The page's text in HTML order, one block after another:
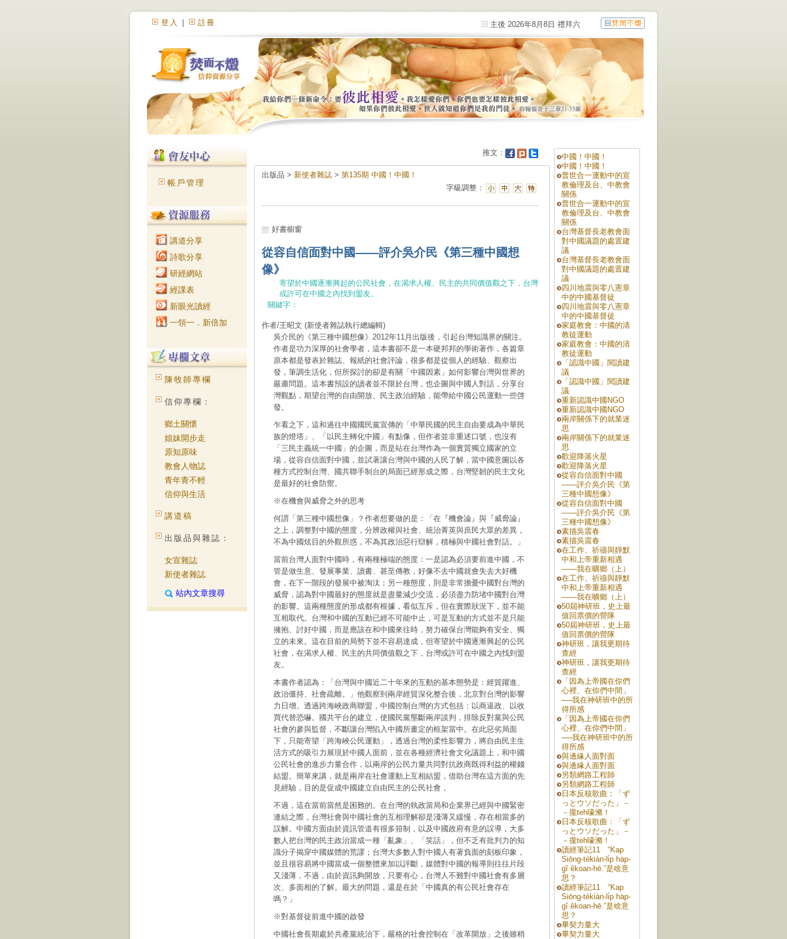
登入 註冊 主後 2026年8月8日 禮拜六
帳戶管理
講道分享
詩歌分享
研經網站
經課表
新眼光讀經
一領一．新倍加
陳牧師專欄
信仰專欄：
鄉土關懷
姐妹開步走
原知原味
教會人物誌
青年青不輕
信仰與生活
講道稿
出版品與雜誌：
女宣雜誌
新使者雜誌
站內文章搜尋
推文：
出版品 > 新使者雜誌 > 第135期 中國！中國！
字級調整：
好書櫥窗
從容自信面對中國——評介吳介民《第三種中國想
像》
寄望於中國逐漸興起的公民社會，在渴求人權、民主的共同價值觀之下，台灣
或許可在中國之內找到盟友。
關鍵字：
作者/王昭文 (新使者雜誌執行總編輯)
吳介民的《第三種中國想像》2012年11月出版後，引起台灣知識界的關注。
作者是功力深厚的社會學者，這本書卻不是一本硬邦邦的學術著作，各篇章
原本都是發表於雜誌、報紙的社會評論，很多都是從個人的經驗、觀察出
發，筆調生活化，但所探討的卻是有關「中國因素」如何影響台灣與世界的
嚴肅問題。這本書預設的讀者並不限於台灣，也企圖與中國人對話，分享台
灣觀點，期望台灣的自由開放、民主政治經驗，能帶給中國公民運動一些啓
發。
乍看之下，這和過往中國國民黨宣傳的「中華民國的民主自由要成為中華民
族的燈塔」、「以民主轉化中國」有點像，但作者並非重述口號，也沒有
「三民主義統一中國」的企圖，而是站在台灣作為一個實質獨立國家的立
場，從容自信面對中國，並試著讓台灣與中國的人民了解，當中國意圖以各
種方式控制台灣、國共聯手制台的局面已經形成之際，台灣堅韌的民主文化
是最好的社會防禦。
※在機會與威脅之外的思考
何謂「第三種中國想像」？作者想要做的是：「在『機會論』與『威脅論』
之上，調整對中國的態度，分辨政權與社會、統治菁英與庶民大眾的差異，
不為中國炫目的外觀所惑，不為其政治惡行辯解，積極與中國社會對話。」
當前台灣人面對中國時，有兩種極端的態度：一是認為必須要前進中國，不
管是做生意、發展事業、讀書、甚至傳教，好像不去中國就會失去大好機
會，在下一階段的發展中被淘汰；另一種態度，則是非常擔憂中國對台灣的
威脅，認為對中國最好的態度就是盡量減少交流，必須盡力防堵中國對台灣
的影響。這兩種態度的形成都有根據，看似互斥，但在實際狀況下，並不能
互相取代。台灣和中國的互動已經不可能中止，可是互動的方式並不是只能
擁抱、討好中國，而是應該在和中國來往時，努力確保台灣能夠有安全、獨
立的未來。這在目前的局勢下並不容易達成，但寄望於中國逐漸興起的公民
社會，在渴求人權、民主的共同價值觀之下，台灣或許可在中國之內找到盟
友。
本書作者認為：「台灣與中國近二十年來的互動的基本態勢是：經貿躍進、
政治僵持、社會疏離。」他觀察到兩岸經貿深化整合後，北京對台灣的影響
力日增。透過跨海峽政商聯盟，中國控制台灣的方式包括：以商逼政、以收
買代替恐嚇。國共平台的建立，使國民黨壟斷兩岸談判，排除反對黨與公民
社會的參與監督，不斷讓台灣陷入中國所畫定的框架當中。在此惡劣局面
下，只能寄望「跨海峽公民運動」，透過台灣的柔性影響力，將自由民主生
活方式的吸引力展現於中國人面前，並在各種經濟社會文化議題上，和中國
公民社會的進步力量合作，以兩岸的公民力量共同對抗政商既得利益的權錢
結盟。簡單來講，就是兩岸在社會運動上互相結盟，借助台灣在這方面的先
見經驗，目的是促成中國建立自由民主的公民社會，
不過，這在當前當然是困難的。在台灣的執政當局和企業界已經與中國緊密
連結之際，台灣社會與中國社會的互相理解卻是淺薄又緩慢，存在相當多的
誤解。中國方面由於資訊管道有很多箝制，以及中國政府有意的誤導，大多
數人把台灣的民主政治當成一種「亂象」、「笑話」，但不乏有批判力的知
識分子揭穿中國媒體的荒謬；台灣大多數人對中國人有著負面的刻板印象，
並且很容易將中國當成一個整體來加以評斷，媒體對中國的報導則往往片段
又淺薄，不過，由於資訊夠開放，只要有心，台灣人不難對中國社會有多層
次、多面相的了解。最大的問題，還是在於「中國真的有公民社會存在
嗎？」
※對基督徒前進中國的啟發
中國社會長期處於共產黨統治下，嚴格的社會控制在「改革開放」之後雖稍
中國！中國！
中國！中國！
普世合一運動中的宣
教倫理及台、中教會
關係
普世合一運動中的宣
教倫理及台、中教會
關係
台灣基督長老教會面
對中國議題的處置建
議
台灣基督長老教會面
對中國議題的處置建
議
四川地震與零八憲章
中的中國基督徒
四川地震與零八憲章
中的中國基督徒
家庭教會：中國的清
教徒運動
家庭教會：中國的清
教徒運動
「認識中國」閱讀建
議
「認識中國」閱讀建
議
重新認識中國NGO
重新認識中國NGO
兩岸關係下的就業迷
思
兩岸關係下的就業迷
思
歡迎降落火星
歡迎降落火星
從容自信面對中國
——評介吳介民《第
三種中國想像》
從容自信面對中國
——評介吳介民《第
三種中國想像》
素描吳震春
素描吳震春
在工作、祈禱與靜默
中和上帝重新相遇
——我在曠鄉（上）
在工作、祈禱與靜默
中和上帝重新相遇
——我在曠鄉（上）
50屆神研班，史上最
值回票價的營隊
50屆神研班，史上最
值回票價的營隊
神研班，讓我更期待
查經
神研班，讓我更期待
查經
「因為上帝國在你們
心裡、在你們中間」
──我在神研班中的所
得所感
「因為上帝國在你們
心裡、在你們中間」
──我在神研班中的所
得所感
與邊緣人面對面
與邊緣人面對面
另類網路工程師
另類網路工程師
日本反核歌曲：「ず
っとウソだった」－
－攏teh嚎滫！
日本反核歌曲：「ず
っとウソだった」－
－攏teh嚎滫！
讀經筆記11 “Kap
Siōng-tèkiàn-li̍p ha̍p-
gî êkoan-hē.”是啥意
思？
讀經筆記11 “Kap
Siōng-tèkiàn-li̍p ha̍p-
gî êkoan-hē.”是啥意
思？
畢契力量大
畢契力量大